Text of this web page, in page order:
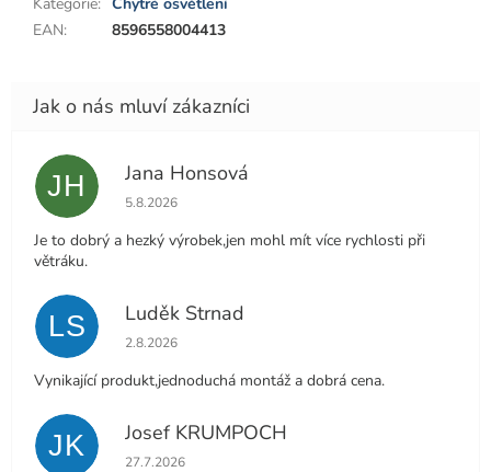
EAN: 8596558004413
JH Jana Honsová
Hodnocení obchodu je 5 z 5 hvězdiček.
5.8.2026
Je to dobrý a hezký výrobek,jen mohl mít více rychlosti při
větráku.
LS Luděk Strnad
Hodnocení obchodu je 5 z 5 hvězdiček.
2.8.2026
Vynikající produkt,jednoduchá montáž a dobrá cena.
JK Josef KRUMPOCH
Hodnocení obchodu je 5 z 5 hvězdiček.
27.7.2026